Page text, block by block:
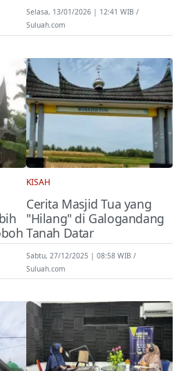
Selasa, 13/01/2026 | 12:41 WIB
Suluah.com
KISAH
Cerita Masjid Tua yang
"Hilang" di Galogandang
Tanah Datar
Sabtu, 27/12/2025 | 08:58 WIB
Suluah.com